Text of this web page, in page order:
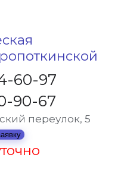
60-97
90-67
переулок, 5